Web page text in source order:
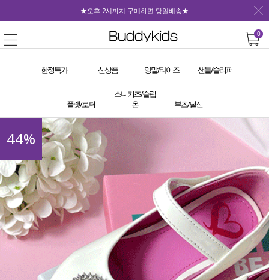
★오후 2시까지 구매하면 당일배송★
0
한정특가 신상품 양말/타이즈 샌들/슬리퍼
플랫/로퍼
스니커즈/슬립
온
부츠/털신
44%